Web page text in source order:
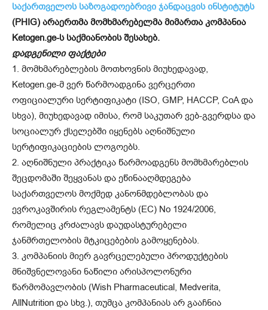
საქართველოს საზოგადოებრივი ჯანდაცვის ინსტიტუტს
(PHIG) არაერთმა მომხმარებელმა მიმართა კომპანია
Ketogen.ge-ს საქმიანობის შესახებ.
დადგენილი ფაქტები
1. მომხმარებლების მოთხოვნის მიუხედავად,
Ketogen.ge-მ ვერ წარმოადგინა ვერცერთი
ოფიციალური სერტიფიკატი (ISO, GMP, HACCP, CoA და
სხვა), მიუხედავად იმისა, რომ საკუთარ ვებ-გვერდსა და
სოციალურ ქსელებში იყენებს აღნიშნული
სერტიფიკაციების ლოგოებს.
2. აღნიშნული პრაქტიკა წარმოადგენს მომხმარებლის
შეცდომაში შეყვანას და ეწინააღმდეგება
საქართველოს მოქმედ კანონმდებლობას და
ევროკავშირის რეგლამენტს (EC) No 1924/2006,
რომელიც კრძალავს დაუდასტურებელი
ჯანმრთელობის მტკიცებების გამოყენებას.
3. კომპანიის მიერ გავრცელებული პროდუქტების
მნიშვნელოვანი ნაწილი არისპოლონური
წარმომავლობის (Wish Pharmaceutical, Medverita,
AllNutrition და სხვ.), თუმცა კომპანიას არ გააჩნია